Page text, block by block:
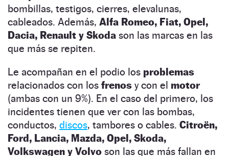
bombillas, testigos, cierres, elevalunas,
cableados. Además, Alfa Romeo, Fiat, Opel,
Dacia, Renault y Skoda son las marcas en las
que más se repiten.
Le acompañan en el podio los problemas
relacionados con los frenos y con el motor
(ambas con un 9%). En el caso del primero, los
incidentes tienen que ver con las bombas,
conductos, discos, tambores o cables. Citroën,
Ford, Lancia, Mazda, Opel, Skoda,
Volkswagen y Volvo son las que más fallan en